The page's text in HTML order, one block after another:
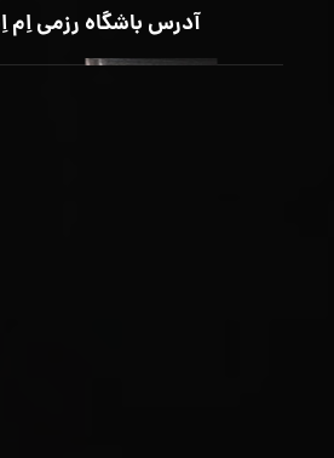
آدرس باشگاه رزمی اِم